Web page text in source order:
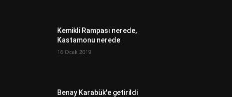
Kemikli Rampası nerede,
Kastamonu nerede
16 Ocak 2019
Benay Karabük'e getirildi